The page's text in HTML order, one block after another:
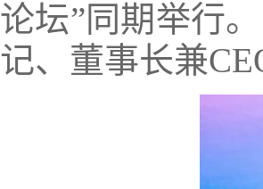
论坛”同期举行
记、董事长兼